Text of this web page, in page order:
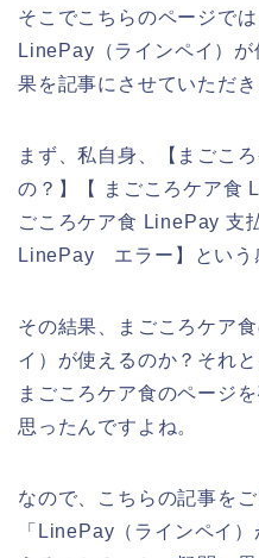
そこでこちらのページで
LinePay（ラインペイ）
果を記事にさせていただき
まず、私自身、【まごこ
の？】【 まごころケア食
ごころケア食 LinePay 支
LinePay エラー】という
その結果、まごころケア
イ）が使えるのか？それ
まごころケア食のページ
思ったんですよね。
なので、こちらの記事をご
「LinePay（ラインペイ